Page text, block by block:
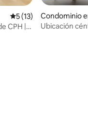
Calificación promedio:
5 (13)
CPH |
Condominio
e
Ubicación